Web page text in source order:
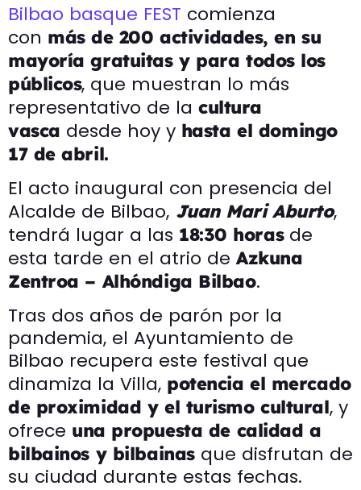
Bilbao basque FEST comienza
con más de 200 actividades, en su
mayoría gratuitas y para todos los
públicos, que muestran lo más
representativo de la cultura
vasca desde hoy y hasta el domingo
17 de abril.
El acto inaugural con presencia del
Alcalde de Bilbao, Juan Mari Aburto,
tendrá lugar a las 18:30 horasde
esta tarde en el atrio de Azkuna
Zentroa – Alhóndiga Bilbao.
Tras dos años de parón por la
pandemia, el Ayuntamiento de
Bilbao recupera este festival que
dinamiza la Villa, potencia el mercado
de proximidad y el turismo cultural, y
ofrece una propuesta de calidad a
bilbainos y bilbainasque disfrutan de
su ciudad durante estas fechas.